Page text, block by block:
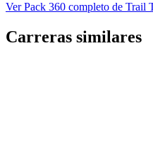
Ver Pack 360 completo de Trail
Carreras similares